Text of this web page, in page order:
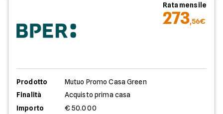
Rata mensile
273,56€
Prodotto
Mutuo Promo Casa Green
Finalità
Acquisto prima casa
Importo
€ 50.000